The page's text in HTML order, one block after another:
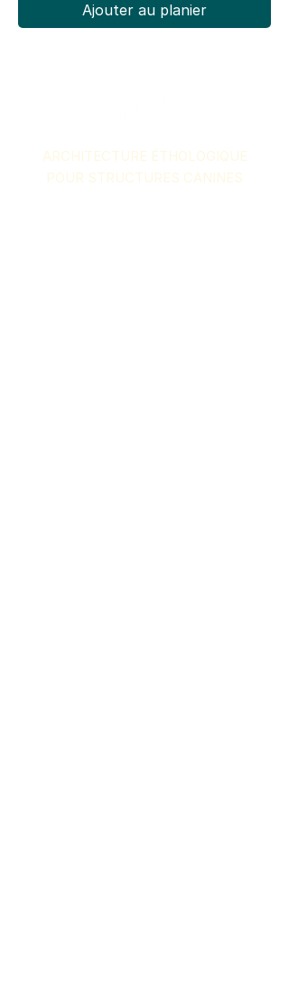
Ajouter au planier
ARCHITECTURE ÉTHOLOGIQUE
POUR STRUCTURES CANINES